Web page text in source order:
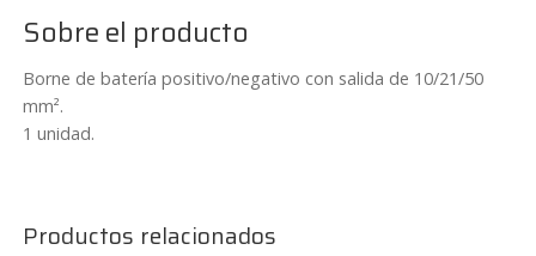
Sobre el producto
Borne de batería positivo/negativo con salida de 10/21/50
mm².
1 unidad.
Productos relacionados